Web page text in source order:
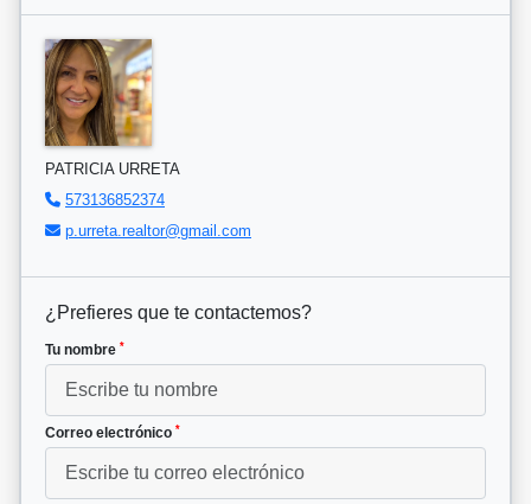
PATRICIA URRETA
573136852374
p.urreta.realtor@gmail.com
¿Prefieres que te contactemos?
Tu nombre *
Correo electrónico *